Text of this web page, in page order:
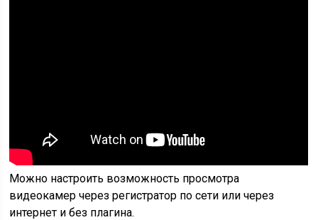
Можно настроить возможность просмотра
видеокамер через регистратор по сети или через
интернет и без плагина.